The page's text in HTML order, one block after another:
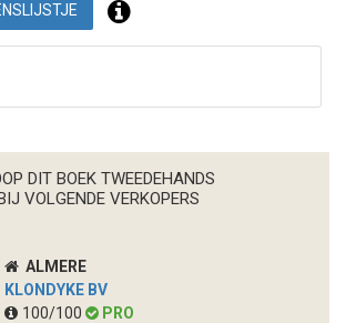
DIT BOEK TWEEDEHANDS
VOLGENDE VERKOPERS
ALMERE
KLONDYKE BV
100/100
PRO